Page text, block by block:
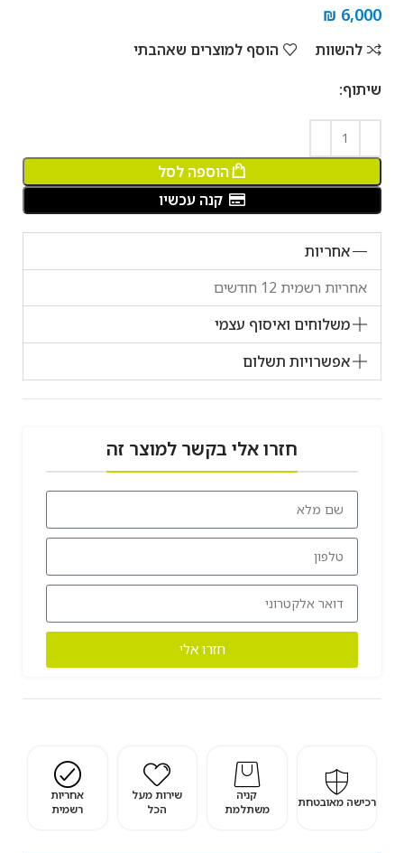
₪ 6,000
להשוות
הוסף למוצרים שאהבתי
שיתוף:
הוספה לסל
קנה עכשיו
אחריות
אחריות רשמית 12 חודשים
משלוחים ואיסוף עצמי
אפשרויות תשלום
חזרו אלי בקשר למוצר זה
חזרו אלי
רכישה מאובטחת
קניה
משתלמת
שירות מעל
הכל
אחריות
רשמית